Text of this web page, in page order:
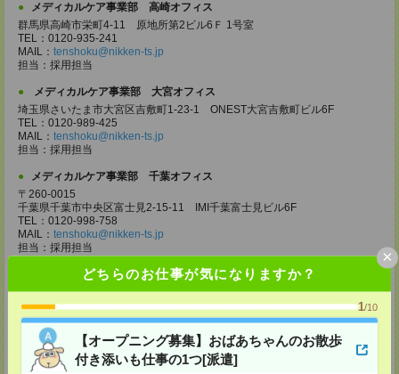
どちらのお仕事が気になりますか？
1/10
【オープニング募集】おばあちゃんのお散歩
付き添いも仕事の1つ[派遣]
×
メディカルケア事業部 高崎オフィス
群馬県高崎市栄町4-11 原地所第2ビル6Ｆ 1号室
TEL：0120-935-241
MAIL： tenshoku@nikken-ts.jp
担当：採用担当
メディカルケア事業部 大宮オフィス
埼玉県さいたま市大宮区吉敷町1-23-1 ONEST大宮吉敷町ビル6F
TEL：0120-989-425
MAIL： tenshoku@nikken-ts.jp
担当：採用担当
メディカルケア事業部 千葉オフィス
〒260-0015
千葉県千葉市中央区富士見2-15-11 IMI千葉富士見ビル6F
TEL：0120-998-758
MAIL： tenshoku@nikken-ts.jp
担当：採用担当
メディカルケア事業部 柏オフィス
千葉県柏市末広町5-19 第12関口ビル7F 705号室
TEL：0120-935-218
MAIL：tenshoku@nikken-ts.jp
担当：採用担当
メディカルケア事業部 新宿オフィス